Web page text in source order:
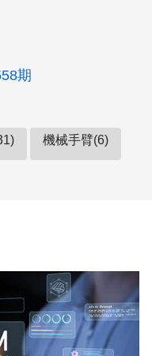
期
機械手臂(6)